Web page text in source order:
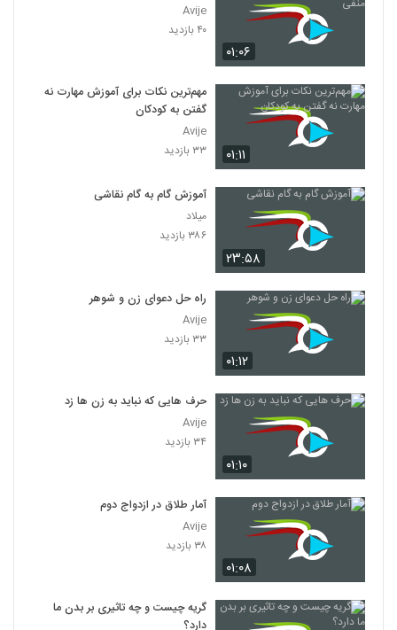
۰۱:۰۶
Avije
۴۰ بازدید
۰۱:۱۱
مهم‌ترین نکات برای آموزش مهارت نه
گفتن به کودکان
Avije
۳۳ بازدید
۲۳:۵۸
آموزش گام به گام نقاشی
میلاد
۳۸۶ بازدید
۰۱:۱۲
راه حل دعوای زن و شوهر
Avije
۳۳ بازدید
۰۱:۱۰
حرف هایی که نباید به زن ها زد
Avije
۳۴ بازدید
۰۱:۰۸
آمار طلاق در ازدواج دوم
Avije
۳۸ بازدید
گریه چیست و چه تاثیری بر بدن ما
دارد؟